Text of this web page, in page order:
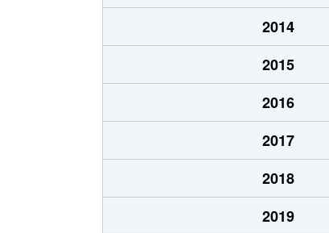
和泉町
4,200万円
和泉町
6,400万円
和泉町
4,300万円
和泉町
6,100万円
岡津町
5,700万円
岡津町
4,500万円
2014
2015
2016
2017
2018
2019